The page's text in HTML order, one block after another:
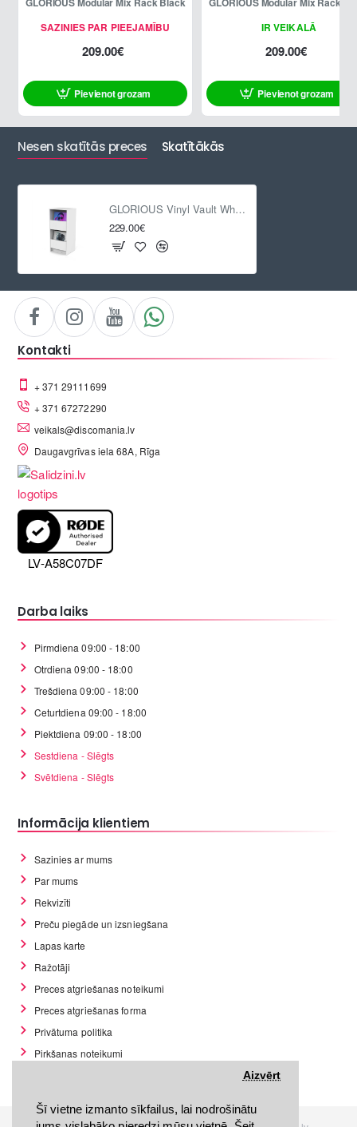
Šī vietne izmanto sīkfailus, lai nodrošinātu
Aizvērt
SAZINIES PAR PIEEJAMĪBU
209.00€
Pievienot grozam
IR VEIKALĀ
209.00€
Pievienot grozam
Nesen skatītās preces Skatītākās
GLORIOUS Vinyl Vault White
229.00€
Kontakti
+ 371 29111699
+ 371 67272290
veikals@discomania.lv
Daugavgrīvas iela 68A, Rīga
LV-A58C07DF
Darba laiks
Pirmdiena 09:00 - 18:00
Otrdiena 09:00 - 18:00
Trešdiena 09:00 - 18:00
Ceturtdiena 09:00 - 18:00
Piektdiena 09:00 - 18:00
Sestdiena - Slēgts
Svētdiena - Slēgts
Informācija klientiem
Sazinies ar mums
Par mums
Rekvizīti
Preču piegāde un izsniegšana
Lapas karte
Ražotāji
Preces atgriešanas noteikumi
Preces atgriešanas forma
Privātuma politika
Pirkšanas noteikumi